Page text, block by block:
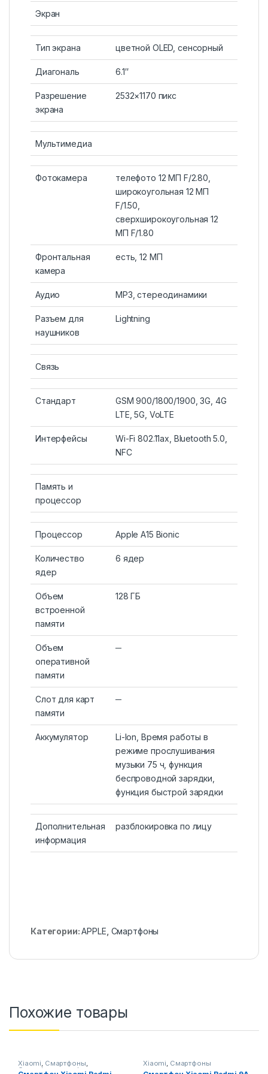
Экран
Тип экрана цветной OLED, сенсорный
Диагональ 6.1″
Разрешение
экрана
2532×1170 пикс
Мультимедиа
Фотокамера
телефото 12 МП F/2.80,
широкоугольная 12 МП
F/1.50,
сверхширокоугольная 12
МП F/1.80
Фронтальная
камера
есть, 12 МП
Аудио MP3, стереодинамики
Разъем для
наушников
Lightning
Связь
Стандарт
GSM 900/1800/1900, 3G, 4G
LTE, 5G, VoLTE
Интерфейсы
Wi-Fi 802.11ax, Bluetooth 5.0,
NFC
Память и
процессор
Процессор Apple A15 Bionic
Количество
ядер
6 ядер
Объем
встроенной
памяти
128 ГБ
Объем
оперативной
памяти
─
Слот для карт
памяти
─
Аккумулятор
Li-Ion, Время работы в
режиме прослушивания
музыки 75 ч, функция
беспроводной зарядки,
функция быстрой зарядки
Дополнительная
информация
разблокировка по лицу
Категории:APPLE, Смартфоны
Похожие товары
Xiaomi, Смартфоны,
Смартфоны,телефоны,
Xiaomi, Смартфоны